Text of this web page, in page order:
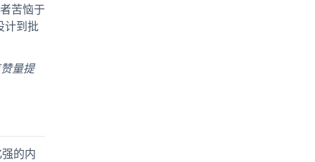
苦恼于
计到批
量提
的内